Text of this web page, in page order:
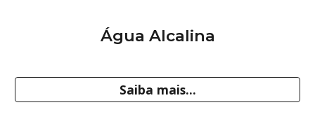
Água Alcalina
Saiba mais...